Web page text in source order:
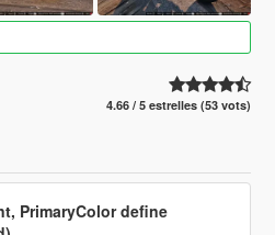
4.66 / 5 estrelles (53 vots)
PrimaryColor define